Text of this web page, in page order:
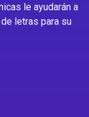
le ayudarán a
letras para su